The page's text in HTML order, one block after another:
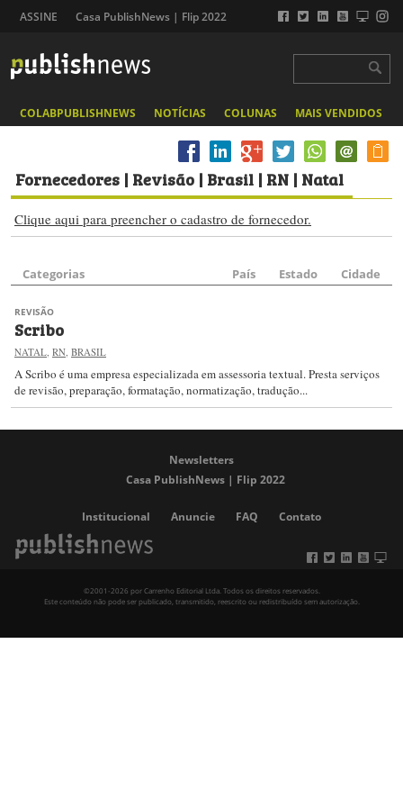
ASSINE Casa PublishNews | Flip 2022
COLABPUBLISHNEWS NOTÍCIAS COLUNAS MAIS VENDIDOS
Fornecedores | Revisão | Brasil | RN | Natal
Clique aqui para preencher o cadastro de fornecedor.
Categorias País Estado Cidade
REVISÃO
Scribo
NATAL, RN, BRASIL
A Scribo é uma empresa especializada em assessoria textual. Presta serviços
de revisão, preparação, formatação, normatização, tradução...
Newsletters
Casa PublishNews | Flip 2022
Institucional Anuncie FAQ Contato
©2001-2026 por Carrenho Editorial Ltda. Todos os direitos reservados.
Este conteúdo não pode ser publicado, transmitido, reescrito ou redistribuído sem autorização.